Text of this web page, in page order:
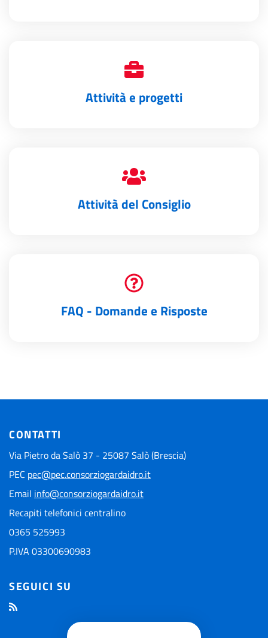
Attività e progetti
Attività del Consiglio
FAQ - Domande e Risposte
CONTATTI
Via Pietro da Salò 37 - 25087 Salò (Brescia)
PEC pec@pec.consorziogardaidro.it
Email info@consorziogardaidro.it
Recapiti telefonici centralino
0365 525993
P.IVA 03300690983
SEGUICI SU